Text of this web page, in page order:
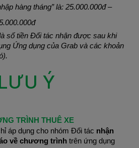
hàng tháng” là: 25.000.000đ –
số tiền Đối tác nhận được sau khi
Ứng dụng của Grab và các khoản
Ý
TRÌNH THUÊ XE
áp dụng cho nhóm Đối tác nhận
về chương trình trên ứng dụng